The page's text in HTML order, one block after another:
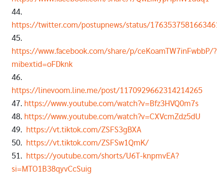
44.
https://twitter.com/postupnews/status/
45.
https://www.facebook.com/share/p/ceKoamTW7inFwbbP/?
mibextid=oFDknk
46.
https://linevoom.line.me/post/1170929662314214265
47. https://www.youtube.com/watch?v=Bfz3HVQ0m7s
48. https://www.youtube.com/watch?v=CXVcmZdz5dU
49.
https://vt.tiktok.com/ZSFS3gBXA
50.
https://vt.tiktok.com/ZSFSw1QmK/
51.
https://youtube.com/shorts/U6T-knpmvEA?
si=MTO1B38qyvCcSuig